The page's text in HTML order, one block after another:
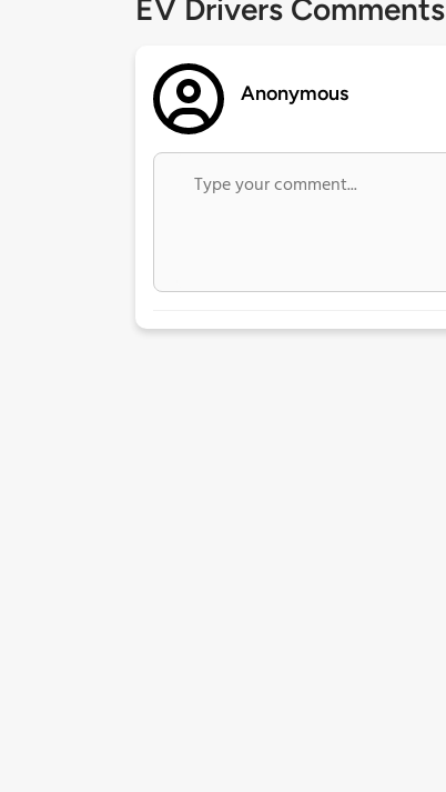
EV Drivers Comments
Anonymous